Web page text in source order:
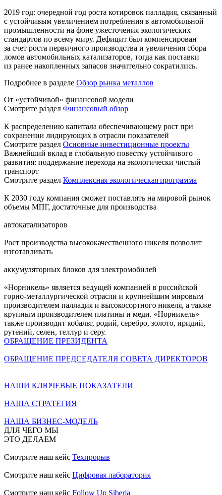
2019 год: очередной год роста котировок палладия, связанный
с устойчивым увеличением потребления в автомобильной
промышленности на фоне ужесточения экологических
стандартов по всему миру. Дефицит был компенсирован
за счет роста первичного производства и увеличения сбора
ломов автомобильных катализаторов, тогда как поставки
из ранее накопленных запасов значительно сократились.
Подробнее в разделе Обзор рынка металлов
От «устойчивой» финансовой модели
Смотрите раздел Финансовый обзор
К распределению капитала обеспечивающему рост при
сохранении лидирующих в отрасли показателей
Смотрите раздел Основные инвестиционные проекты
Важнейший вклад в глобальную повестку устойчивого
развития: поддержание перехода на экологически чистый
транспорт
Смотрите раздел Комплексная экологическая программа
К 2030 году компания сможет поставлять на мировой рынок
объемы МПГ, достаточные для производства
автокатализаторов
Рост производства высококачественного никеля позволит
изготавливать
аккумуляторных блоков для электромобилей
«Норникель» является ведущей компанией в российской
горно-металлургической отрасли и крупнейшим мировым
производителем палладия и высокосортного никеля, а также
крупным производителем платины и меди. «Норникель»
также производит кобальт, родий, серебро, золото, иридий,
рутений, селен, теллур и серу.
ОБРАЩЕНИЕ ПРЕЗИДЕНТА
ОБРАЩЕНИЕ ПРЕДСЕДАТЕЛЯ СОВЕТА ДИРЕКТОРОВ
НАШИ КЛЮЧЕВЫЕ ПОКАЗАТЕЛИ
НАША СТРАТЕГИЯ
НАША БИЗНЕС-МОДЕЛЬ
ДЛЯ ЧЕГО МЫ
ЭТО ДЕЛАЕМ
Смотрите наш кейс Техпрорыв
Смотрите наш кейс Цифровая лаборатория
Смотрите наш кейс Follow Up Siberia